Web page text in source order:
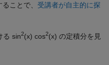
ことで、 受講者が自主的に探
る sin2(x) cos2(x) の定積分を見